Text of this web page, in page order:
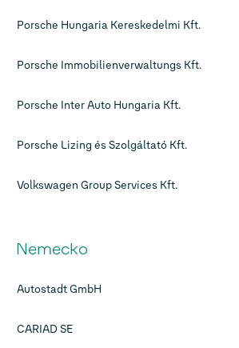
Porsche Hungaria Kereskedelmi Kft.
Porsche Immobilienverwaltungs Kft.
Porsche Inter Auto Hungaria Kft.
Porsche Lizing és Szolgáltató Kft.
Volkswagen Group Services Kft.
Nemecko
Autostadt GmbH
CARIAD SE